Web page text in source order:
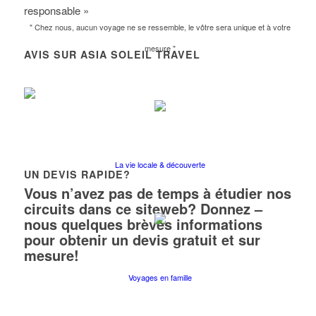
" Chez nous, aucun voyage ne se ressemble, le vôtre sera unique et à votre
mesure "
La vie locale & découverte
Voyages en famille
responsable »
AVIS SUR ASIA SOLEIL TRAVEL
UN DEVIS RAPIDE?
Vous n’avez pas de temps à étudier nos
circuits dans ce siteweb? Donnez –
nous quelques brèves informations
pour obtenir un devis gratuit et sur
mesure!